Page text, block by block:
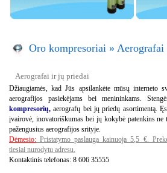
Oro kompresoriai »
Aerografai ir jų priedai
Džiaugiamės, kad Jūs apsilankėte mūsų interneto
aerografijos pasiekėjams bei menininkams.
kompresorių, aerografų bei jų priedų asortimentą.
įvairovė, inovatoriškumas bei jų kokybė patenkins
pažengusius aerografijos srityje.
Dėmesio: Pristatymo paslauga kainuoja 5,5 €.
tiesiai nurodytu adresu.
Kontaktinis telefonas: 8 606 35555